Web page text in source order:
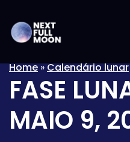
Home»Calendário lunar
FASE
MAIO 9,